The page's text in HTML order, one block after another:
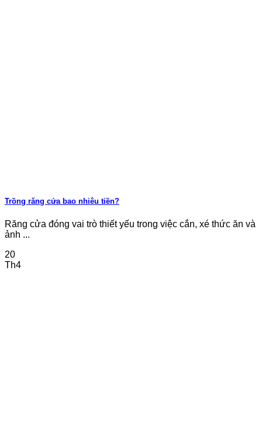
Trồng răng cửa bao nhiêu tiền?
Răng cửa đóng vai trò thiết yếu trong việc cắn, xé thức ăn và
ảnh ...
20
Th4